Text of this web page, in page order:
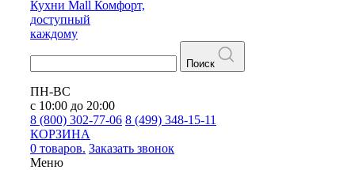
Кухни Mall Комфорт,
доступный
каждому
Поиск
ПН-ВС
с 10:00 до 20:00
8 (800) 302-77-06 8 (499) 348-15-11
КОРЗИНА
0 товаров. Заказать звонок
Меню